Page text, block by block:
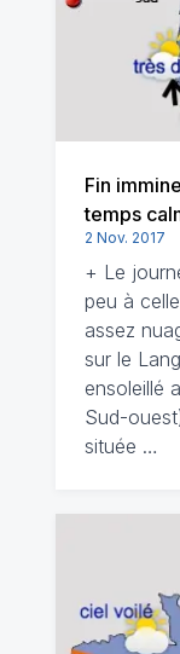
Fin
temps
2 Nov. 2017
+ Le
peu à
assez
sur le
ensoleillé
Sud-
située …